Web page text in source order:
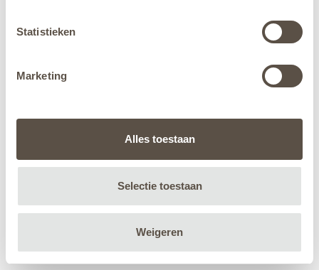
Statistieken
Marketing
Alles toestaan
Selectie toestaan
Weigeren